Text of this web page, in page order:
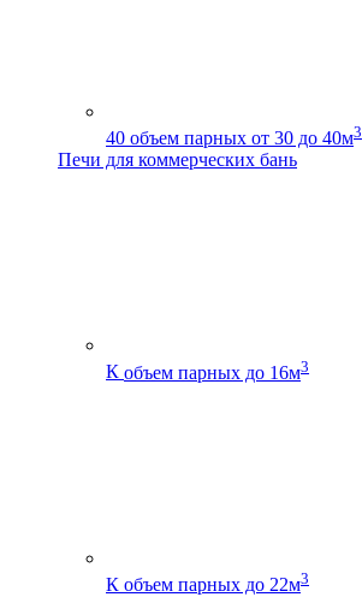
40 объем парных от 30 до 40м3
Печи для коммерческих бань
К объем парных до 16м3
К объем парных до 22м3